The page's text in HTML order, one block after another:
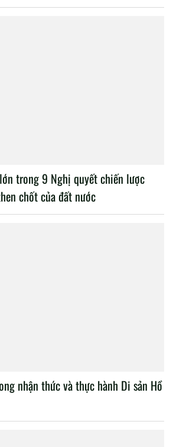
trong 9 Nghị quyết chiến lược
chốt của đất nước
nhận thức và thực hành Di sản Hồ